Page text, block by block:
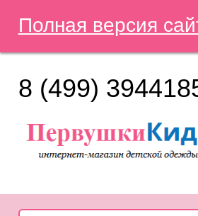
Полная версия
8 (499)